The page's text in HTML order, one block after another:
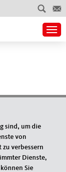
sind, um die
von
verbessern
Dienste,
Sie